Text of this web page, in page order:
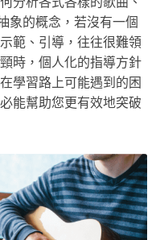
分析各式各樣的歌曲、
象的概念，若沒有一個
範、引導，往往很難領
時，個人化的指導方針
學習路上可能遇到的困
能幫助您更有效地突破